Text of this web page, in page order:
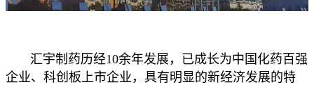
汇宇制药历经10余年发展，已成长为中国化药百强
企业、科创板上市企业，具有明显的新经济发展的特